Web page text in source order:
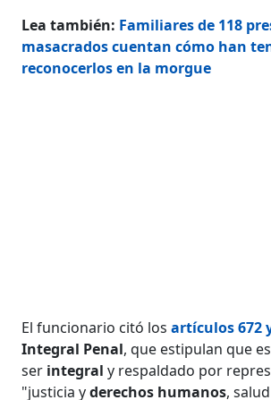
Lea también: Familiares de 118
masacrados cuentan cómo han
reconocerlos en la morgue
El funcionario citó losartículos 672
Integral Penal, que estipulan que
ser integral y respaldado por
"justicia yderechos humanos,